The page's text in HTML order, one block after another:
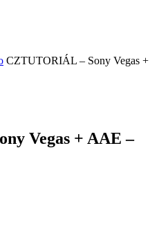
CZTUTORIÁL – Sony Vegas +
Vegas + AAE –